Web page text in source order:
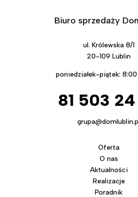
Biuro sprzedaży
ul. Królewska 8/1
20-109 Lublin
poniedziałek-piątek: 8:00
81 503
Oferta
O nas
Aktualności
Realizacje
Poradnik